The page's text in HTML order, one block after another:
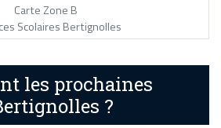
Carte Zone B
Scolaires Bertignolles
les prochaines
?